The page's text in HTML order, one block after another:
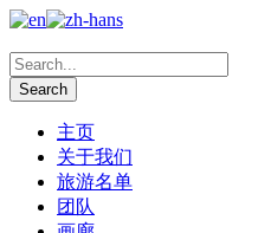
主页
关于我们
旅游名单
团队